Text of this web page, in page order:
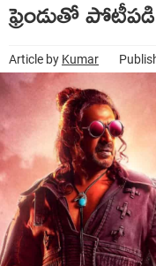
ఫ్రెండుతో పోటీపడి
Article by Kumar